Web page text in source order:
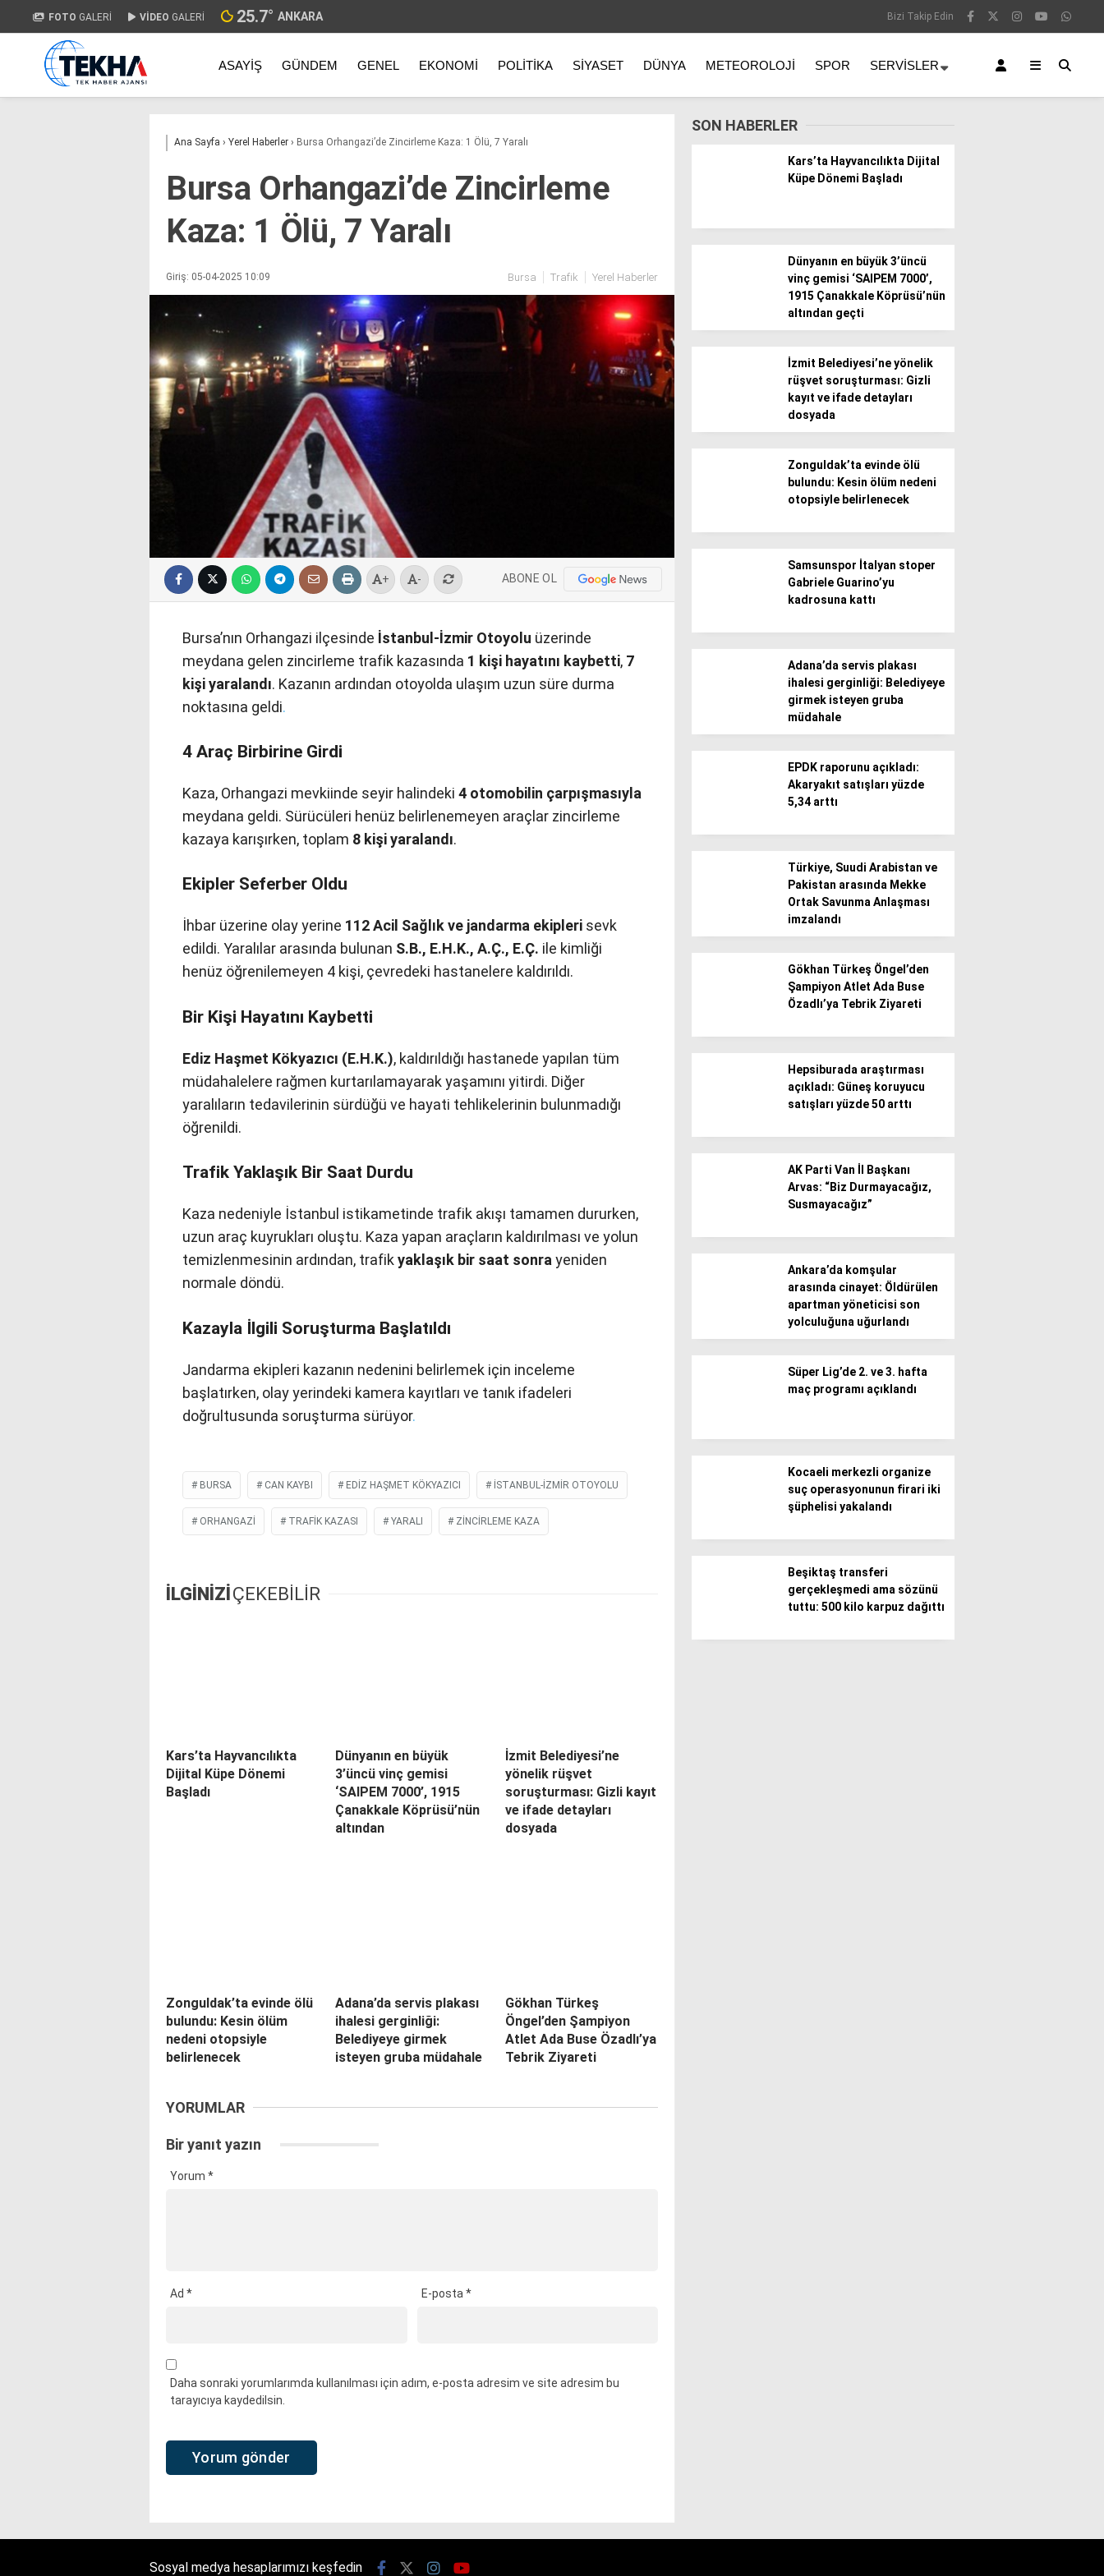
Politika / Siyaset
Magazin
FOTO GALERİ VİDEO GALERİ 25.7° ANKARA Bizi Takip Edin
ASAYIŞ GÜNDEM GENEL EKONOMI POLITIKA SIYASET DÜNYA METEOROLOJI SPOR SERVISLER
Ana Sayfa › Yerel Haberler › Bursa Orhangazi’de Zincirleme Kaza: 1 Ölü, 7 Yaralı
Bursa Orhangazi’de Zincirleme
Kaza: 1 Ölü, 7 Yaralı
Giriş: 05-04-2025 10:09 Bursa Trafik Yerel Haberler
+ - ABONE OL
Bursa’nın Orhangazi ilçesinde İstanbul-İzmir Otoyolu üzerinde
meydana gelen zincirleme trafik kazasında 1 kişi hayatını kaybetti, 7
kişi yaralandı. Kazanın ardından otoyolda ulaşım uzun süre durma
noktasına geldi.
4 Araç Birbirine Girdi
Kaza, Orhangazi mevkiinde seyir halindeki 4 otomobilin çarpışmasıyla
meydana geldi. Sürücüleri henüz belirlenemeyen araçlar zincirleme
kazaya karışırken, toplam 8 kişi yaralandı.
Ekipler Seferber Oldu
İhbar üzerine olay yerine 112 Acil Sağlık ve jandarma ekipleri sevk
edildi. Yaralılar arasında bulunan S.B., E.H.K., A.Ç., E.Ç. ile kimliği
henüz öğrenilemeyen 4 kişi, çevredeki hastanelere kaldırıldı.
Bir Kişi Hayatını Kaybetti
Ediz Haşmet Kökyazıcı (E.H.K.), kaldırıldığı hastanede yapılan tüm
müdahalelere rağmen kurtarılamayarak yaşamını yitirdi. Diğer
yaralıların tedavilerinin sürdüğü ve hayati tehlikelerinin bulunmadığı
öğrenildi.
Trafik Yaklaşık Bir Saat Durdu
Kaza nedeniyle İstanbul istikametinde trafik akışı tamamen dururken,
uzun araç kuyrukları oluştu. Kaza yapan araçların kaldırılması ve yolun
temizlenmesinin ardından, trafikyaklaşık bir saat sonrayeniden
normale döndü.
Kazayla İlgili Soruşturma Başlatıldı
Jandarma ekipleri kazanın nedenini belirlemek için inceleme
başlatırken, olay yerindeki kamera kayıtları ve tanık ifadeleri
doğrultusunda soruşturma sürüyor.
BURSA CAN KAYBI EDIZ HAŞMET KÖKYAZICI İSTANBUL-İZMIR OTOYOLU
ORHANGAZI TRAFİK KAZASI YARALI ZINCIRLEME KAZA
İLGİNİZİÇEKEBİLİR
Kars’ta Hayvancılıkta
Dijital Küpe Dönemi
Başladı
Dünyanın en büyük
3’üncü vinç gemisi
‘SAIPEM 7000’, 1915
Çanakkale Köprüsü’nün
altından
İzmit Belediyesi’ne
yönelik rüşvet
soruşturması: Gizli kayıt
ve ifade detayları
dosyada
Zonguldak’ta evinde ölü
bulundu: Kesin ölüm
nedeni otopsiyle
belirlenecek
Adana’da servis plakası
ihalesi gerginliği:
Belediyeye girmek
isteyen gruba müdahale
Gökhan Türkeş
Öngel’den Şampiyon
Atlet Ada Buse Özadlı’ya
Tebrik Ziyareti
YORUMLAR
Bir yanıt yazın
Yorum *
Ad * E-posta *
Daha sonraki yorumlarımda kullanılması için adım, e-posta adresim ve site adresim bu
tarayıcıya kaydedilsin.
SON HABERLER
Kars’ta Hayvancılıkta Dijital
Küpe Dönemi Başladı
Dünyanın en büyük 3’üncü
vinç gemisi ‘SAIPEM 7000’,
1915 Çanakkale Köprüsü’nün
altından geçti
İzmit Belediyesi’ne yönelik
rüşvet soruşturması: Gizli
kayıt ve ifade detayları
dosyada
Zonguldak’ta evinde ölü
bulundu: Kesin ölüm nedeni
otopsiyle belirlenecek
Samsunspor İtalyan stoper
Gabriele Guarino’yu
kadrosuna kattı
Adana’da servis plakası
ihalesi gerginliği: Belediyeye
girmek isteyen gruba
müdahale
EPDK raporunu açıkladı:
Akaryakıt satışları yüzde
5,34 arttı
Türkiye, Suudi Arabistan ve
Pakistan arasında Mekke
Ortak Savunma Anlaşması
imzalandı
Gökhan Türkeş Öngel’den
Şampiyon Atlet Ada Buse
Özadlı’ya Tebrik Ziyareti
Hepsiburada araştırması
açıkladı: Güneş koruyucu
satışları yüzde 50 arttı
AK Parti Van İl Başkanı
Arvas: “Biz Durmayacağız,
Susmayacağız”
Ankara’da komşular
arasında cinayet: Öldürülen
apartman yöneticisi son
yolculuğuna uğurlandı
Süper Lig’de 2. ve 3. hafta
maç programı açıklandı
Kocaeli merkezli organize
suç operasyonunun firari iki
şüphelisi yakalandı
Beşiktaş transferi
gerçekleşmedi ama sözünü
tuttu: 500 kilo karpuz dağıttı
Sosyal medya hesaplarımızı keşfedin